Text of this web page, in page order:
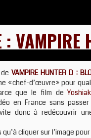
: VAMPIRE
VAMPIRE HUNTER D :
«chef-d’œuvre» pour
que le film de
en France sans
donc à redécouvrir
cliquer sur l’image